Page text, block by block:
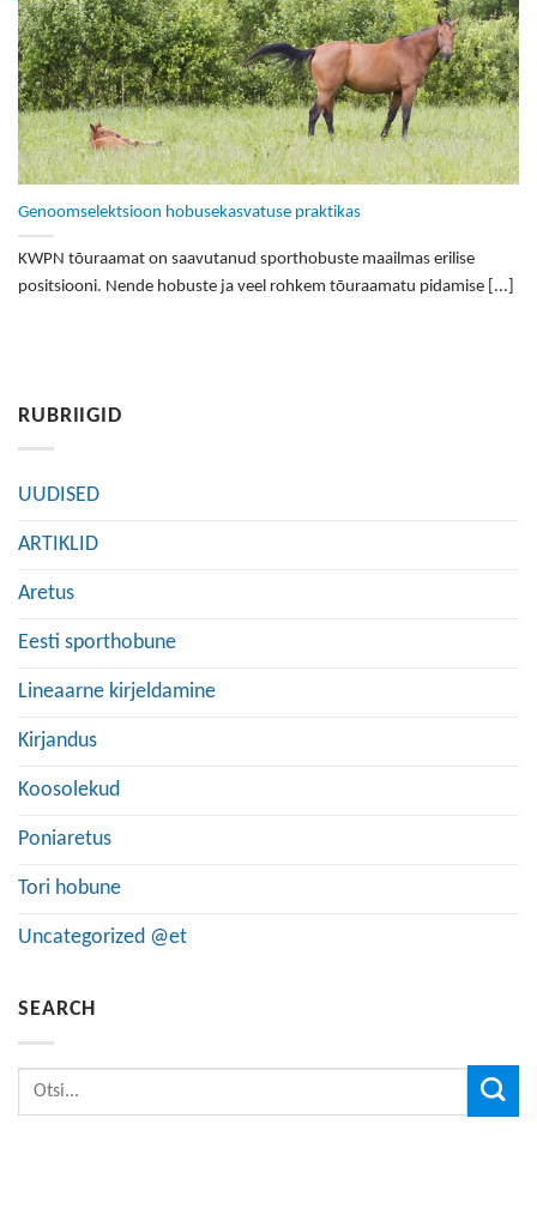
Genoomselektsioon hobusekasvatuse praktikas
KWPN tõuraamat on saavutanud sporthobuste maailmas erilise
positsiooni. Nende hobuste ja veel rohkem tõuraamatu pidamise [...]
RUBRIIGID
UUDISED
ARTIKLID
Aretus
Eesti sporthobune
Lineaarne kirjeldamine
Kirjandus
Koosolekud
Poniaretus
Tori hobune
Uncategorized @et
SEARCH